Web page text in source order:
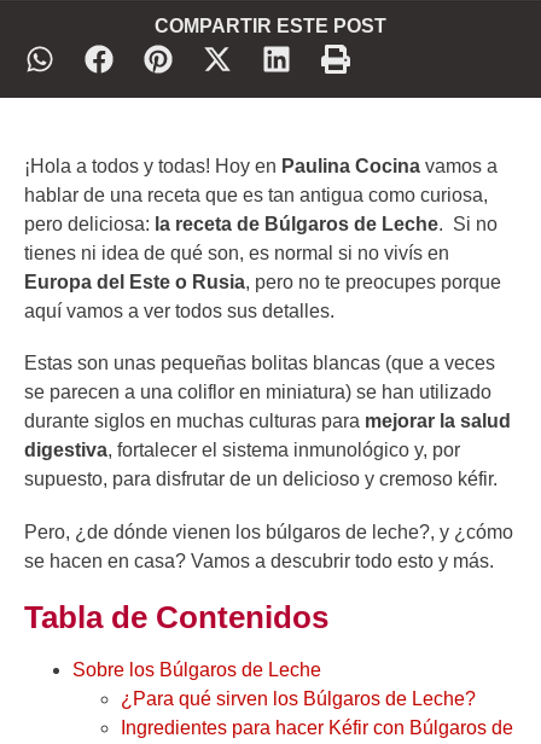
COMPARTIR ESTE POST
¡Hola a todos y todas! Hoy en Paulina Cocina vamos a
hablar de una receta que es tan antigua como curiosa,
pero deliciosa: la receta de Búlgaros de Leche. Si no
tienes ni idea de qué son, es normal si no vivís en
Europa del Este o Rusia, pero no te preocupes porque
aquí vamos a ver todos sus detalles.
Estas son unas pequeñas bolitas blancas (que a veces
se parecen a una coliflor en miniatura) se han utilizado
durante siglos en muchas culturas para mejorar la salud
digestiva, fortalecer el sistema inmunológico y, por
supuesto, para disfrutar de un delicioso y cremoso kéfir.
Pero, ¿de dónde vienen los búlgaros de leche?, y ¿cómo
se hacen en casa? Vamos a descubrir todo esto y más.
Tabla de Contenidos
Sobre los Búlgaros de Leche
¿Para qué sirven los Búlgaros de Leche?
Ingredientes para hacer Kéfir con Búlgaros de